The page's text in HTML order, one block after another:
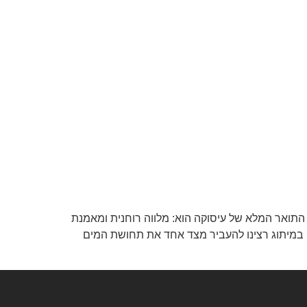
המלא של עיסוקה הוא: מלווה רוחנית ומאמנת
במיתוג רצינו להעביר מצד אחד את תחושת המים